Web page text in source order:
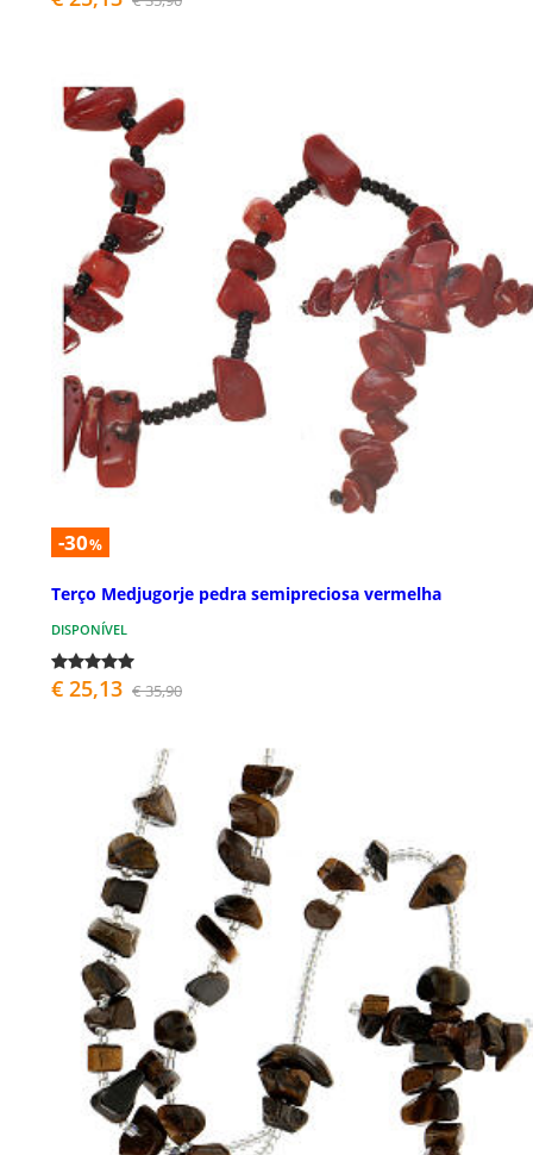
-30%
Terço Medjugorje pedra semipreciosa vermelha
DISPONÍVEL
€ 25,13 € 35,90